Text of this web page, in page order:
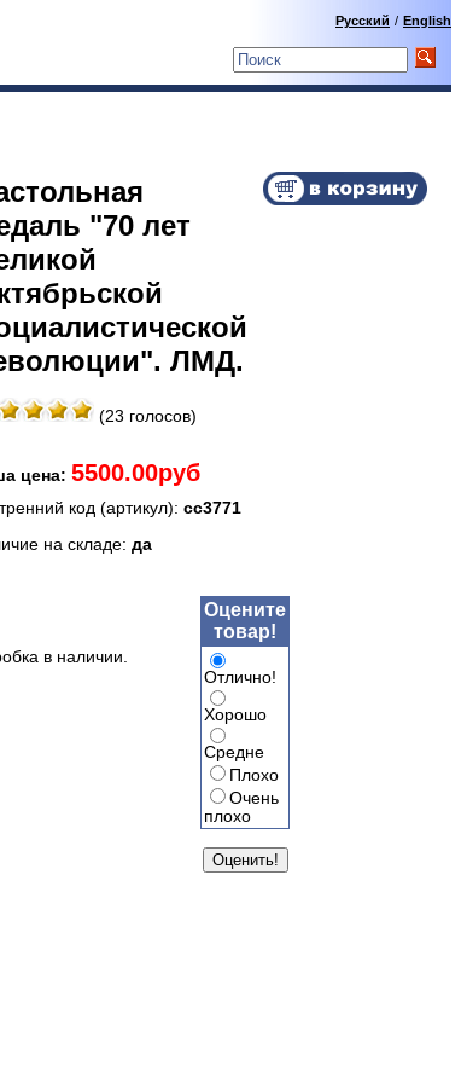
Русский / English
"70 лет
ЛМД.
(23 голосов)
цена: 5500.00руб
код (артикул): сс3771
на складе: да
в наличии.
Оцените
товар!
Отлично!
Хорошо
Средне
Плохо
Очень
плохо